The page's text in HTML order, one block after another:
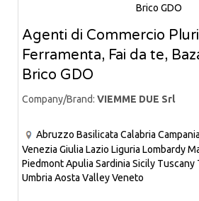
Agenti di Commercio
Ferramenta, Fai da te,
Brico GDO
Company/Brand: VIEMME DUE Srl
Abruzzo Basilicata Calabria Campania
Venezia Giulia Lazio Liguria Lombardy
PiedmontApulia Sardinia Sicily Tuscany
Umbria Aosta ValleyVeneto